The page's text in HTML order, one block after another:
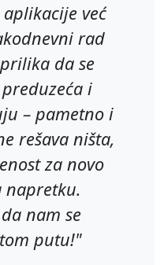
već
rad
da se
i
– pametno i
rešava ništa,
za novo
napretku.
nam se
putu!"